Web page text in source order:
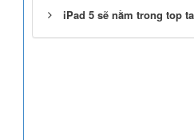
iPad 5 sẽ nằm trong top